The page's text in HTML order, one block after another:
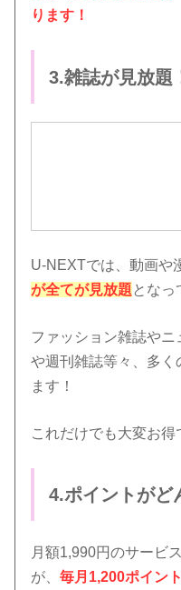
ります！
3.雑誌が見放題
U-NEXTでは、動画や
が全てが見放題 となっ
ファッション雑誌や
や週刊雑誌等々、多く
ます！
これだけでも大変お得
4.ポイントがど
月額1,990円のサービ
が、毎月1,200ポイン